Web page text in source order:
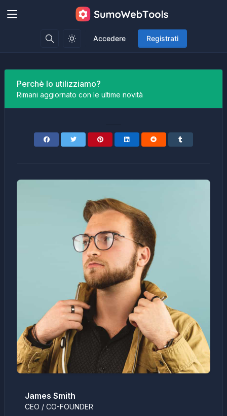
Accedere Registrati
Perchè lo utilizziamo?
Rimani aggiornato con le ultime novità
James Smith
CEO / CO-FOUNDER